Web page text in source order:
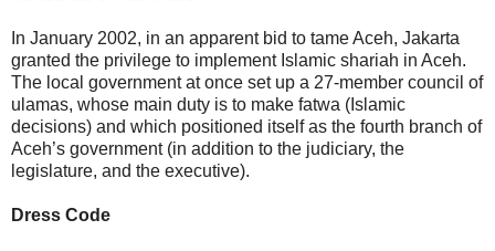
In January 2002, in an apparent bid to tame Aceh, Jakarta
granted the privilege to implement Islamic shariah in Aceh.
The local government at once set up a 27-member council of
ulamas, whose main duty is to make fatwa (Islamic
decisions) and which positioned itself as the fourth branch of
Aceh’s government (in addition to the judiciary, the
legislature, and the executive).
Dress Code